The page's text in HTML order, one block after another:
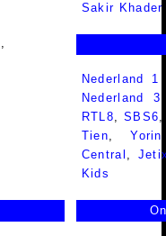
Sakir Khader
Nederland
Nederland
RTL8 ,SBS6
Tien ,Yorin
Central
Kids